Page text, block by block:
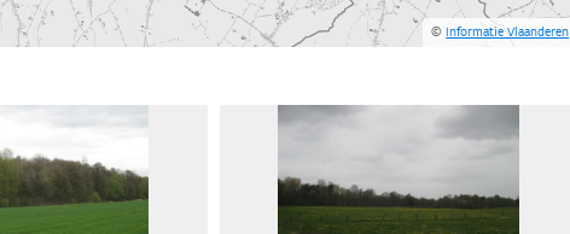
©Informatie Vlaanderen